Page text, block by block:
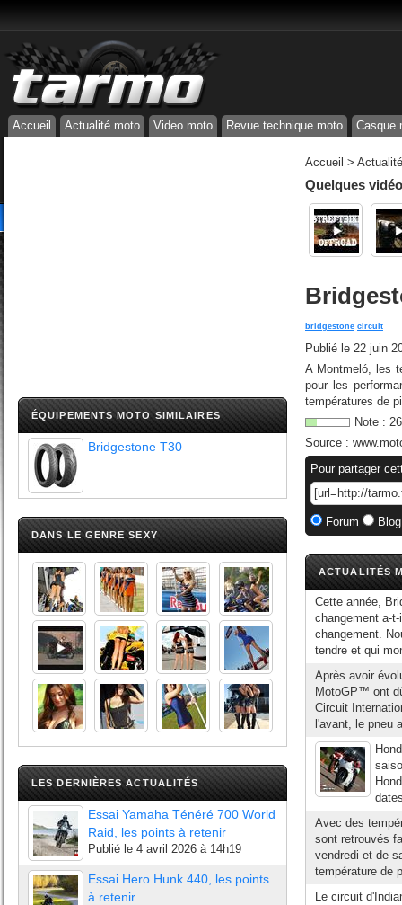
Accueil Actualité moto Video moto Revue technique moto Casque
ÉQUIPEMENTS MOTO SIMILAIRES
Bridgestone T30
DANS LE GENRE SEXY
LES DERNIÈRES ACTUALITÉS
Essai Yamaha Ténéré 700 World
Raid, les points à retenir
Publié le 4 avril 2026 à 14h19
Essai Hero Hunk 440, les points
à retenir
Accueil >
Quelques
bridgestone circuit
Publié le 22 juin
A Montmeló, les
pour les
températures de
Note : 26
Source :
Pour partager
Forum
ACTUALITÉS
Cette année,
changement a-
changement.
tendre et qui
Après avoir
MotoGP™ ont
Circuit
l'avant, le pneu
Avec des
sont retrouvés
vendredi et de
température de
Le circuit